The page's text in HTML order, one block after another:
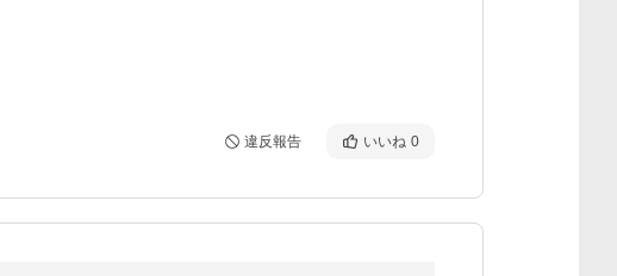
違反報告 いいね 0